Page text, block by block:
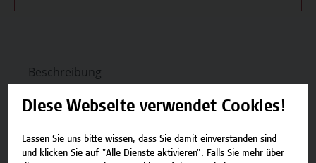
Beschreibung
Termine und Bewerbung
Zurück zum Zertifikatsprogramm
Diese Webseite verwendet Cookies!
Lassen Sie uns bitte wissen, dass Sie damit einverstanden sind
und klicken Sie auf "Alle Dienste aktivieren". Falls Sie mehr über